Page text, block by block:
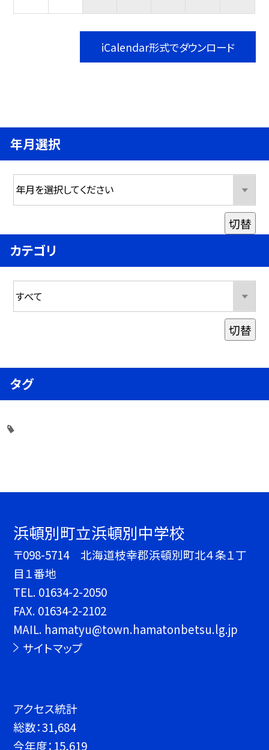
iCalendar形式でダウンロード
年月選択
切替
カテゴリ
切替
タグ
浜頓別町立浜頓別中学校
〒098-5714 北海道枝幸郡浜頓別町北４条１丁
目１番地
TEL. 01634-2-2050
FAX. 01634-2-2102
MAIL. hamatyu@town.hamatonbetsu.lg.jp
サイトマップ
アクセス統計
総数：31,684
今年度： 15,619